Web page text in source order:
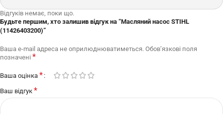
Відгуків немає, поки що.
Будьте першим, хто залишив відгук на “Масляний насос STIHL
(11426403200)”
Ваша e-mail адреса не оприлюднюватиметься. Обов’язкові поля
позначені *
Ваша оцінка *
Ваш відгук *